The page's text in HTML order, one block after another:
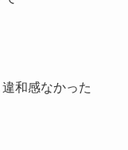
和感なかった